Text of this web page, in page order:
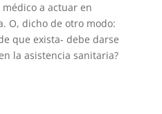
a actuar en
O, dicho de otro modo:
que exista- debe darse
la asistencia sanitaria?